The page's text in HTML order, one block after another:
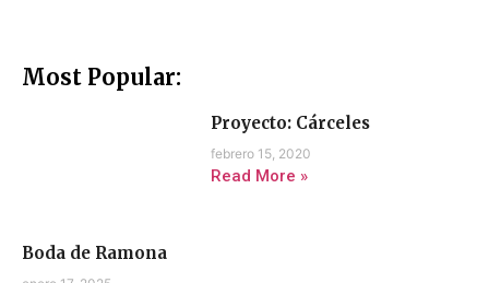
Most Popular:
Proyecto: Cárceles
febrero 15, 2020
Read More »
Boda de Ramona